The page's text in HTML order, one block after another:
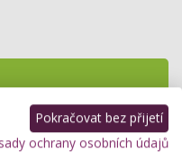
Jak vybrat
vaše vlasy ani sny?
Pokračovat bez přijetí
ochrany osobních údajů